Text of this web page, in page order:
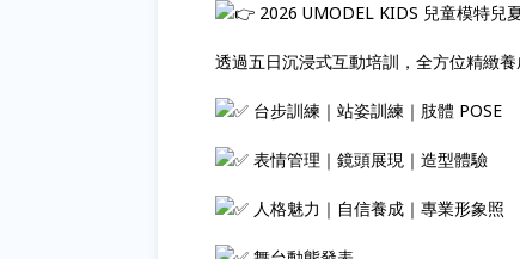
2026 UMODEL KIDS 兒童模特兒
透過五日沉浸式互動培訓，全方位精緻養
台步訓練｜站姿訓練｜肢體 POSE
表情管理｜鏡頭展現｜造型體驗
人格魅力｜自信養成｜專業形象照